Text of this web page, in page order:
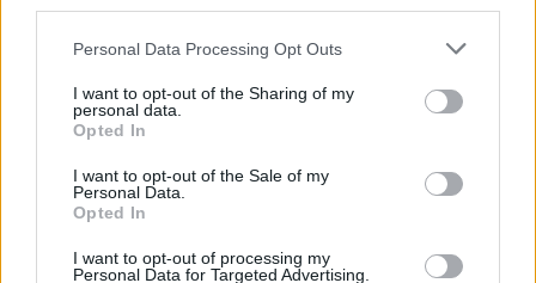
Personal Data Processing Opt Outs
I want to opt-out of the Sharing of my
personal data.
Opted In
I want to opt-out of the Sale of my
Personal Data.
Opted In
I want to opt-out of processing my
Personal Data for Targeted Advertising.